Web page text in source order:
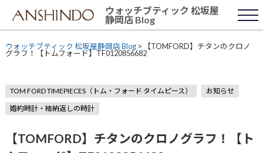
content
ウォッチブティック 松坂屋
静岡店 Blog
ウォッチブティック 松坂屋静岡店 Blog> 【TOMFORD】チタンのクロノ
グラフ！【トムフォード】TF0120856682
TOM FORD TIMEPIECES（トム・フォード タイムピース）
お知らせ
婚約時計・結納返しの時計
【TOMFORD】チタンのクロノグラフ！【ト